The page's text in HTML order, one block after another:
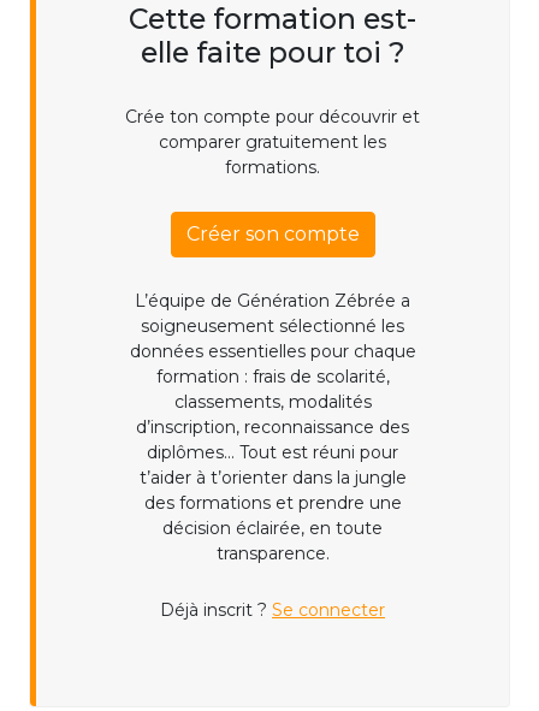
Cette formation est-
elle faite pour toi ?
Crée ton compte pour découvrir et
comparer gratuitement les
formations.
Créer son compte
L’équipe de Génération Zébrée a
soigneusement sélectionné les
données essentielles pour chaque
formation : frais de scolarité,
classements, modalités
d’inscription, reconnaissance des
diplômes... Tout est réuni pour
t’aider à t’orienter dans la jungle
des formations et prendre une
décision éclairée, en toute
transparence.
Déjà inscrit ? Se connecter